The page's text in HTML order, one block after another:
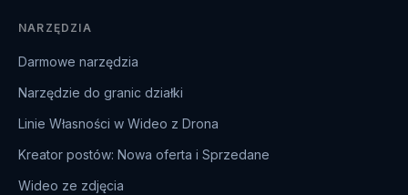
NARZĘDZIA
Darmowe narzędzia
Narzędzie do granic działki
Linie Własności w Wideo z Drona
Kreator postów: Nowa oferta i Sprzedane
Wideo ze zdjęcia